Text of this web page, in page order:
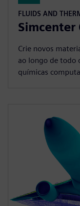
FLUIDS AND
Crie novos
ao longo de todo
químicas